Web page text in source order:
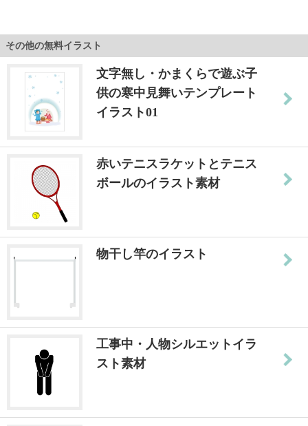
その他の無料イラスト
文字無し・かまくらで遊ぶ子
供の寒中見舞いテンプレート
イラスト01
赤いテニスラケットとテニス
ボールのイラスト素材
物干し竿のイラスト
工事中・人物シルエットイラ
スト素材